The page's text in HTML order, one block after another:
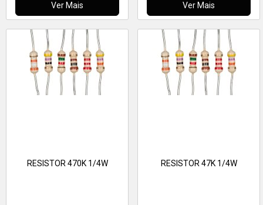
Ver Mais Ver Mais
RESISTOR 470K 1/4W RESISTOR 47K 1/4W